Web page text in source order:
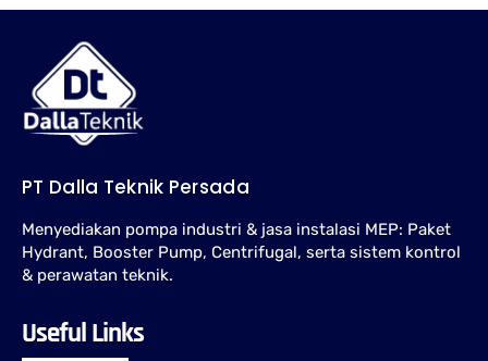
PT Dalla Teknik Persada
Menyediakan pompa industri & jasa instalasi MEP: Paket
Hydrant, Booster Pump, Centrifugal, serta sistem kontrol
& perawatan teknik.
Useful Links